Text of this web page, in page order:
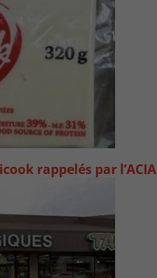
rappelés par l’ACIA